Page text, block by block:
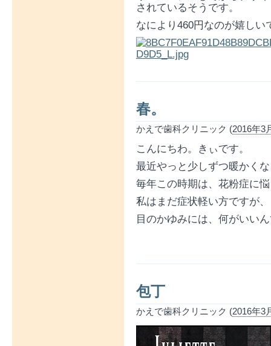
されているそうです。
なにより460円なのが嬉しい
春。
かえで歯科クリニック (2016年3
こんにちわ。きぃです。
最近やっと少しずつ暖かく
毎年この時期は、花粉症に
私はまだ症状軽い方ですが
目のかゆみには、何がいい
包丁
かえで歯科クリニック (2016年3